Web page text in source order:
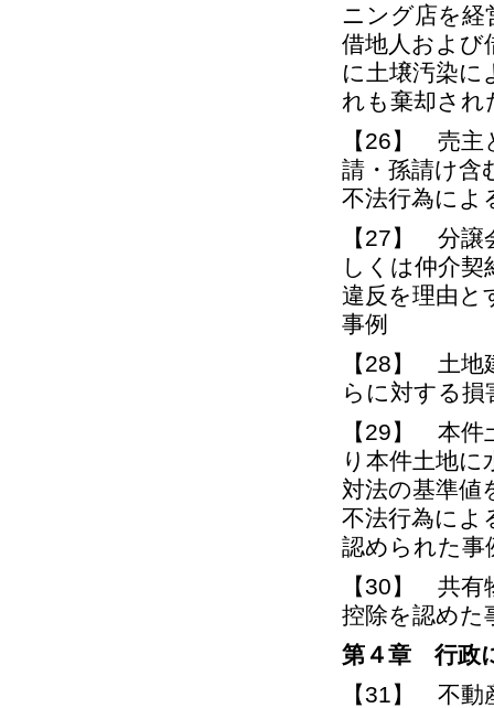
ニング店を経
借地人および
に土壌汚染に
れも棄却され
【26】 売主
請・孫請け含
不法行為によ
【27】 分譲
しくは仲介
違反を理由と
事例
【28】 土地
らに対する損
【29】 本件
り本件土地
対法の基準値
不法行為によ
認められた事
【30】 共有
控除を認めた
第４章 行政
【31】 不動